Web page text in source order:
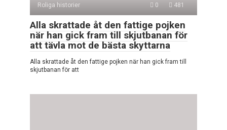
Roliga historier 0 481
Alla skrattade åt den fattige pojken
när han gick fram till skjutbanan för
att tävla mot de bästa skyttarna
Alla skrattade åt den fattige pojken när han gick fram till
skjutbanan för att